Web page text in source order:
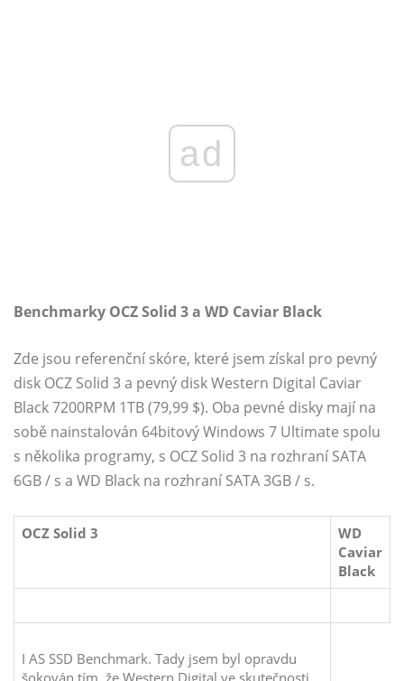
ad
Benchmarky OCZ Solid 3 a WD Caviar Black
Zde jsou referenční skóre, které jsem získal pro pevný
disk OCZ Solid 3 a pevný disk Western Digital Caviar
Black 7200RPM 1TB (79,99 $). Oba pevné disky mají na
sobě nainstalován 64bitový Windows 7 Ultimate spolu
s několika programy, s OCZ Solid 3 na rozhraní SATA
6GB / s a ​​WD Black na rozhraní SATA 3GB / s.
OCZ Solid 3
WD
Caviar
Black
I AS SSD Benchmark. Tady jsem byl opravdu